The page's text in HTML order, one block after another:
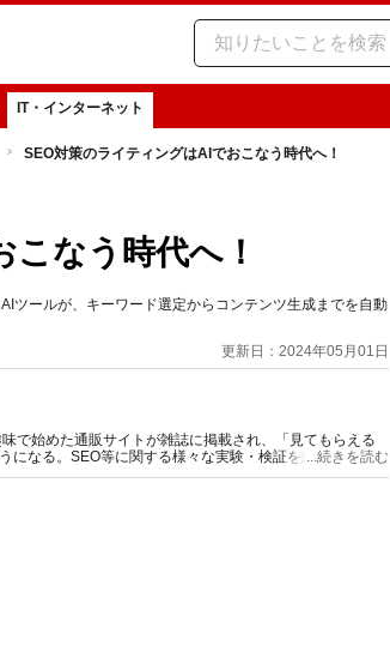
IT・インターネット
SEO対策のライティングはAIでおこなう時代へ！
なう時代へ！
ツールが、キーワード選定からコンテンツ生成までを自動
更新日：2024年05月01日
で始めた通販サイトが雑誌に掲載され、「見てもらえる
になる。SEO等に関する様々な実験・検証を繰り返し、現
...続きを読む